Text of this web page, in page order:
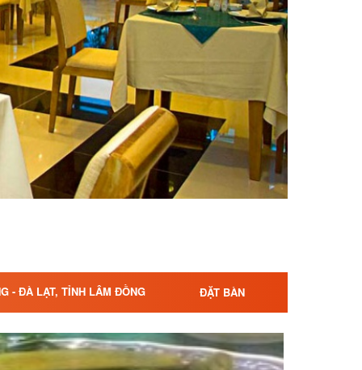
- ĐÀ LẠT, TỈNH LÂM ĐỒNG ĐẶT BÀN